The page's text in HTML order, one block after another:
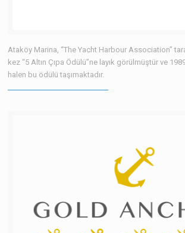
Ataköy Marina, “The Yacht Harbour Association”
kez “5 Altın Çıpa Ödülü”ne layık görülmüştür ve
halen bu ödülü taşımaktadır.